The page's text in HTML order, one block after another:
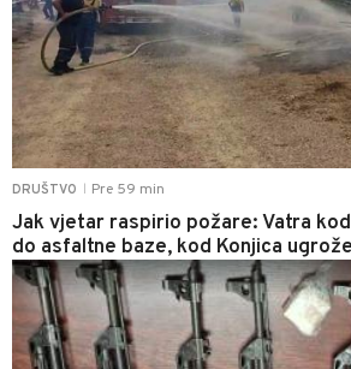
DRUŠTVO Pre 59 min
Jak vjetar raspirio požare: Vatra
do asfaltne baze, kod Konjica